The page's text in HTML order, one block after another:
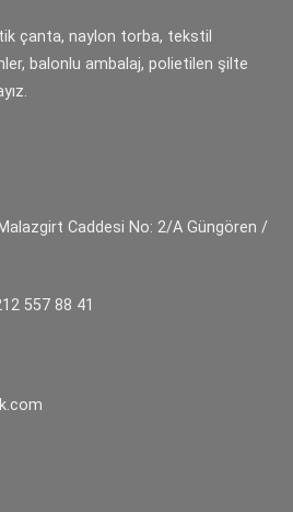
çanta, naylon torba, tekstil
balonlu ambalaj, polietilen şilte
Caddesi No: 2/A Güngören /
557 88 41